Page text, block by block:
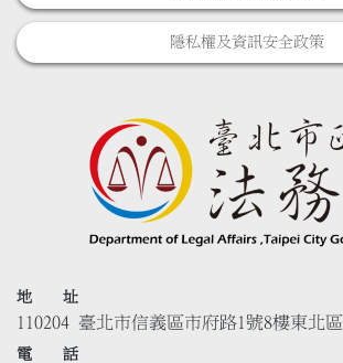
隱私權及資訊安全政策
地 址
110204 臺北市信義區市府路1號8樓東北區
電 話